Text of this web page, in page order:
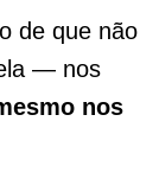
de que não
— nos
nos